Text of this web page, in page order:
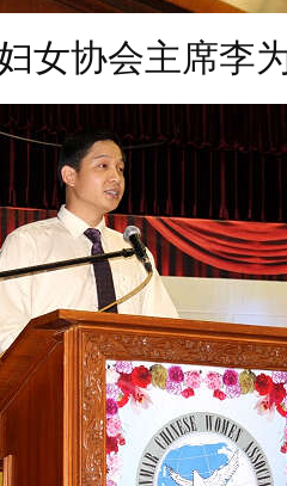
女协会主席李